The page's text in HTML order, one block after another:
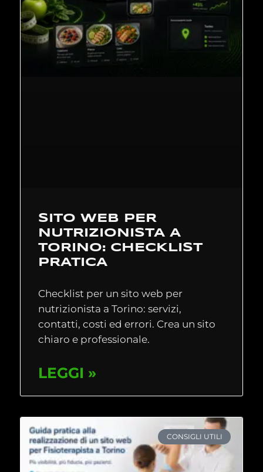
SITO WEB PER
NUTRIZIONISTA A
TORINO: CHECKLIST
PRATICA
Checklist per un sito web per
nutrizionista a Torino: servizi,
contatti, costi ed errori. Crea un sito
chiaro e professionale.
LEGGI »
CONSIGLI UTILI